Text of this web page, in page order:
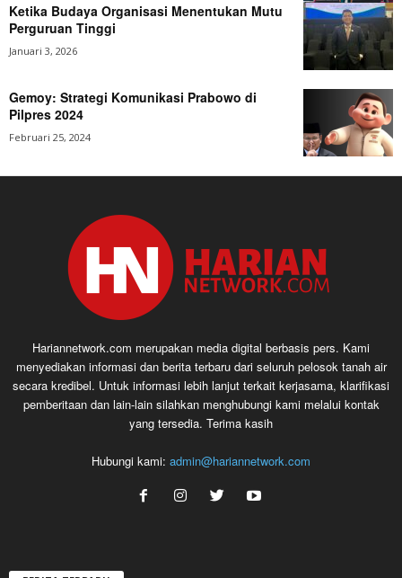
Ketika Budaya Organisasi Menentukan Mutu
Perguruan Tinggi
Januari 3, 2026
Gemoy: Strategi Komunikasi Prabowo di
Pilpres 2024
Februari 25, 2024
Hariannetwork.com merupakan media digital berbasis pers. Kami
menyediakan informasi dan berita terbaru dari seluruh pelosok tanah air
secara kredibel. Untuk informasi lebih lanjut terkait kerjasama, klarifikasi
pemberitaan dan lain-lain silahkan menghubungi kami melalui kontak
yang tersedia. Terima kasih
Hubungi kami: admin@hariannetwork.com